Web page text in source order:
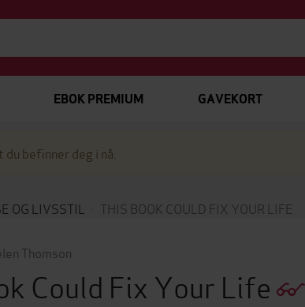
EBOK PREMIUM GAVEKORT
befinner deg i nå.
OG LIVSSTIL THIS BOOK COULD FIX YOUR LIFE
Thomson
Could Fix Your Life